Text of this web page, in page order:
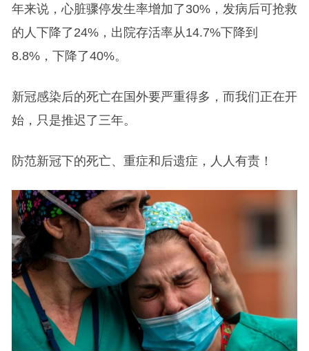
年来说，心脏骤停发生率增加了30%，发病后可抢救
的人下降了24%，出院存活率从14.7%下降到
8.8%，下降了40%。
新冠感染后的死亡在国外要严重得多，而我们正在开
始，只是推迟了三年。
防范新冠下的死亡、重症和后遗症，人人有责！